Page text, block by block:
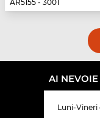
AR5155 - 3001
AI
Luni-Vineri